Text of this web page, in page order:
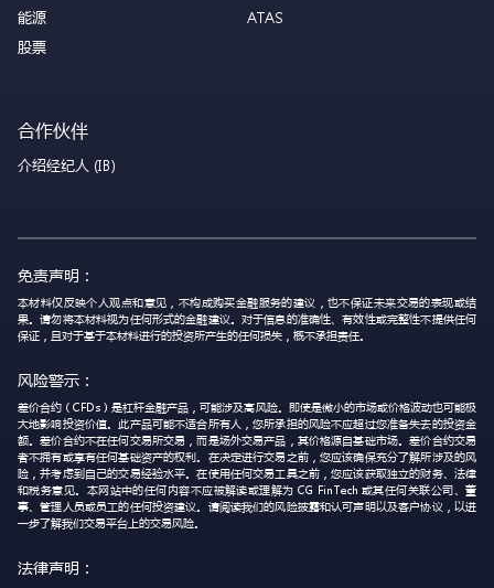
能源
股票
ATAS
合作伙伴
介绍经纪人 (IB)
免责声明：
本材料仅反映个人观点和意见，不构成购买金融服务的建议，也不保证未来交易的表现或结
果。请勿将本材料视为任何形式的金融建议。对于信息的准确性、有效性或完整性不提供任何
保证，且对于基于本材料进行的投资所产生的任何损失，概不承担责任。
风险警示：
差价合约（CFDs）是杠杆金融产品，可能涉及高风险。即使是微小的市场或价格波动也可能极
大地影响投资价值。此产品可能不适合所有人，您所承担的风险不应超过您准备失去的投资金
额。差价合约不在任何交易所交易，而是场外交易产品，其价格源自基础市场。差价合约交易
者不拥有或享有任何基础资产的权利。在决定进行交易之前，您应该确保充分了解所涉及的风
险，并考虑到自己的交易经验水平。在使用任何交易工具之前，您应该获取独立的财务、法律
和税务意见。本网站中的任何内容不应被解读或理解为 CG FinTech 或其任何关联公司、董
事、管理人员或员工的任何投资建议。请阅读我们的风险披露和认可声明以及客户协议，以进
一步了解我们交易平台上的交易风险。
法律声明：